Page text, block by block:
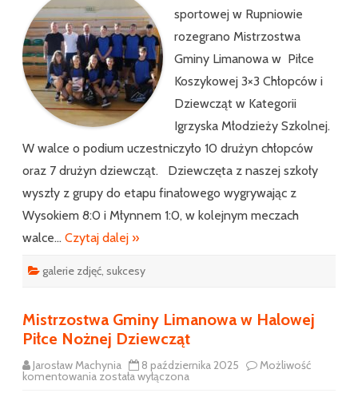
kategorii
Dziewczęta
i
Chłopcy
sportowej w Rupniowie
rozegrano Mistrzostwa
Gminy Limanowa w Piłce
Koszykowej 3×3 Chłopców i
Dziewcząt w Kategorii
Igrzyska Młodzieży Szkolnej.
W walce o podium uczestniczyło 10 drużyn chłopców
oraz 7 drużyn dziewcząt. Dziewczęta z naszej szkoły
wyszły z grupy do etapu finałowego wygrywając z
Wysokiem 8:0 i Młynnem 1:0, w kolejnym meczach
walce… Czytaj dalej »
galerie zdjęć sukcesy
Mistrzostwa Gminy Limanowa w Halowej
Piłce Nożnej Dziewcząt
Jarosław Machynia 8 października 2025 Możliwość
komentowania Mistrzostwa
została wyłączona